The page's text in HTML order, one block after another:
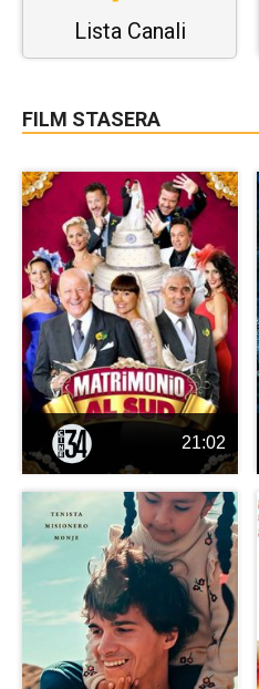
Lista Canali
FILM STASERA
21:02